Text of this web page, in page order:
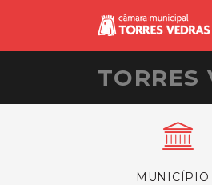
TORRES
MUNICÍPIO